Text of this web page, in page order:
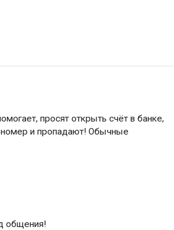
просят открыть счёт в банке,
номер и пропадают! Обычные
общения!